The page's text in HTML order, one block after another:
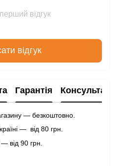
відгук
відгук
Гарантія Консультація
— безкоштовно.
— від 80 грн.
від 90 грн.